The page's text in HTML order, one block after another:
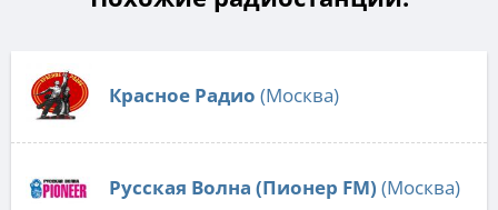
Красное Радио (Москва)
Русская Волна (Пионер FM) (Москва)